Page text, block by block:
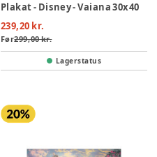
Plakat - Disney - Vaiana 30x40
239,20 kr.
Før299,00 kr.
Lagerstatus